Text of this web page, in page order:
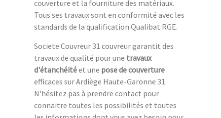
couverture et la fourniture des matériaux.
Tous ses travaux sont en conformité avec les
standards de la qualification Qualibat RGE.
Societe Couvreur 31 couvreur garantit des
travaux de qualité pour une travaux
d'étanchéitéet une pose de couverture
efficaces sur Ardiège Haute-Garonne 31.
N'hésitez pas à prendre contact pour
connaitre toutes les possibilités et toutes